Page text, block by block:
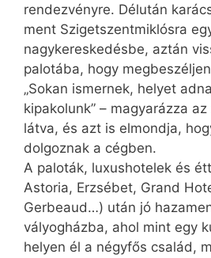
rendezvényre. Délután
ment Szigetszentmiklósra
nagykereskedésbe, aztán
palotába, hogy
„Sokan ismernek, helyet
kipakolunk” – magyarázza
látva, és azt is elmondja,
dolgoznak a cégben.
A paloták, luxushotelek és
Astoria, Erzsébet, Grand
Gerbeaud…) után jó
vályogházba, ahol mint egy
helyen él a négyfős család,